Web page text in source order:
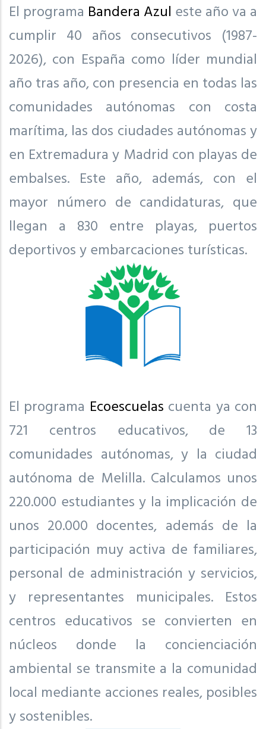
El programa Bandera Azul este año va a
cumplir 40 años consecutivos (1987-
2026), con España como líder mundial
año tras año, con presencia en todas las
comunidades autónomas con costa
marítima, las dos ciudades autónomas y
en Extremadura y Madrid con playas de
embalses. Este año, además, con el
mayor número de candidaturas, que
llegan a 830 entre playas, puertos
deportivos y embarcaciones turísticas.
El programa Ecoescuelas cuenta ya con
721 centros educativos, de 13
comunidades autónomas, y la ciudad
autónoma de Melilla. Calculamos unos
220.000 estudiantes y la implicación de
unos 20.000 docentes, además de la
participación muy activa de familiares,
personal de administración y servicios,
y representantes municipales. Estos
centros educativos se convierten en
núcleos donde la concienciación
ambiental se transmite a la comunidad
local mediante acciones reales, posibles
y sostenibles.